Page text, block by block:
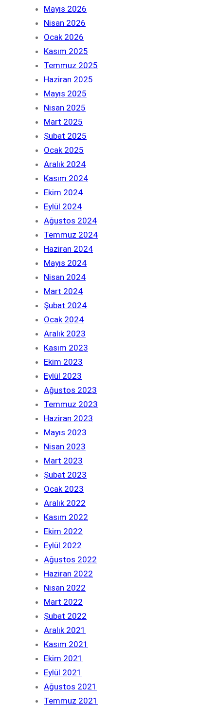
Mayıs 2026
Nisan 2026
Ocak 2026
Kasım 2025
Temmuz 2025
Haziran 2025
Mayıs 2025
Nisan 2025
Mart 2025
Şubat 2025
Ocak 2025
Aralık 2024
Kasım 2024
Ekim 2024
Eylül 2024
Ağustos 2024
Temmuz 2024
Haziran 2024
Mayıs 2024
Nisan 2024
Mart 2024
Şubat 2024
Ocak 2024
Aralık 2023
Kasım 2023
Ekim 2023
Eylül 2023
Ağustos 2023
Temmuz 2023
Haziran 2023
Mayıs 2023
Nisan 2023
Mart 2023
Şubat 2023
Ocak 2023
Aralık 2022
Kasım 2022
Ekim 2022
Eylül 2022
Ağustos 2022
Haziran 2022
Nisan 2022
Mart 2022
Şubat 2022
Aralık 2021
Kasım 2021
Ekim 2021
Eylül 2021
Ağustos 2021
Temmuz 2021